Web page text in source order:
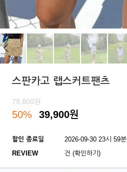
스판카고 랩스커트팬츠
79,800원
50% 39,900원
할인 종료일
2026-09-30 23시 59분
REVIEW
건 (확인하기)